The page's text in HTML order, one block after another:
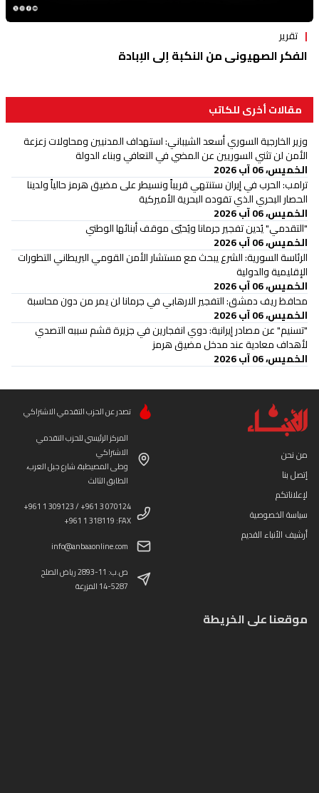
تقرير
الفكر الصهيوني من النكبة إلى الإبادة
مقالات أخرى للكاتب
وزير الخارجية السوري أسعد الشيباني: استهداف المدنيين ومحاولات زعزعة
الأمن لن تثني السوريين عن المضي في التعافي وبناء الدولة
الخميس، 06 آب 2026
ترامب: الحرب في إيران ستنتهي قريباً ونسيطر على مضيق هرمز حالياً ولدينا
الحصار البحري الذي تقوده البحرية الأميركية
الخميس، 06 آب 2026
"التقدمي" يُدين تفجير جرمانا ويُحيّي موقف أبنائها الوطني
الخميس، 06 آب 2026
الرئاسة السورية: الشرع يبحث مع مستشار الأمن القومي البريطاني التطورات
الإقليمية والدولية
الخميس، 06 آب 2026
محافظ ريف دمشق: التفجير الارهابي في جرمانا لن يمر من دون محاسبة
الخميس، 06 آب 2026
"تسنيم" عن مصادر إيرانية: دوي انفجارين في جزيرة قشم سببه التصدي
لأهداف معادية عند مدخل مضيق هرمز
الخميس، 06 آب 2026
من نحن
إتصل بنا
لإعلاناتكم
سياسة الخصوصية
أرشيف الأنباء القديم
تصدر عن الحزب التقدمي الاشتراكي
المركز الرئيسي للحزب التقدمي
الاشتراكي
وطى المصيطبة، شارع جبل العرب،
الطابق الثالث
+961 1 309123 / +961 3 070124
+961 1 318119 :FAX
info@anbaaonline.com
ص.ب: 11-2893 رياض الصلح
14-5287 المزرعة
موقعنا على الخريطة